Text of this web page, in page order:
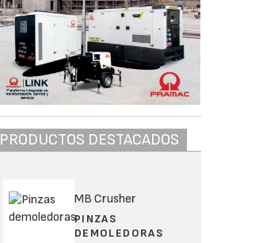
PRODUCTOS DESTACADOS
MB Crusher
PINZAS
DEMOLEDORAS